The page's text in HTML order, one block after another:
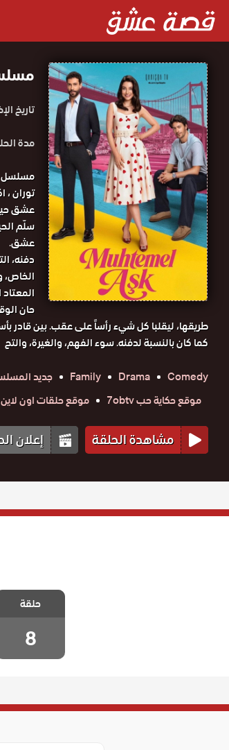
مسلسل
تاريخ
مدة
توران
عشق
عشق.
دفنه،
الخاص،
حان
طريقها، ليقلبا كل شيء رأساً على عقب. بين قادر
كما كان بالنسبة لدفنه. سوء الفهم، والغيرة، والتح
Comedy
Drama
Family جديد
موقع حكاية حب 7obtv
موقع حلقات اون لاين
مشاهدة الحلقة إعلان
مسلسل حب
محتمل الحلقة 8
حلقة
8